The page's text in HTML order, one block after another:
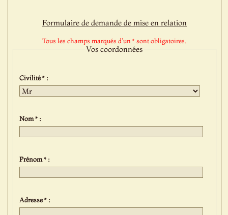
Formulaire de demande de mise en relation
Tous les champs marqués d'un * sont obligatoires.
Vos coordonnées
Civilité * :
Nom * :
Prénom * :
Adresse * :